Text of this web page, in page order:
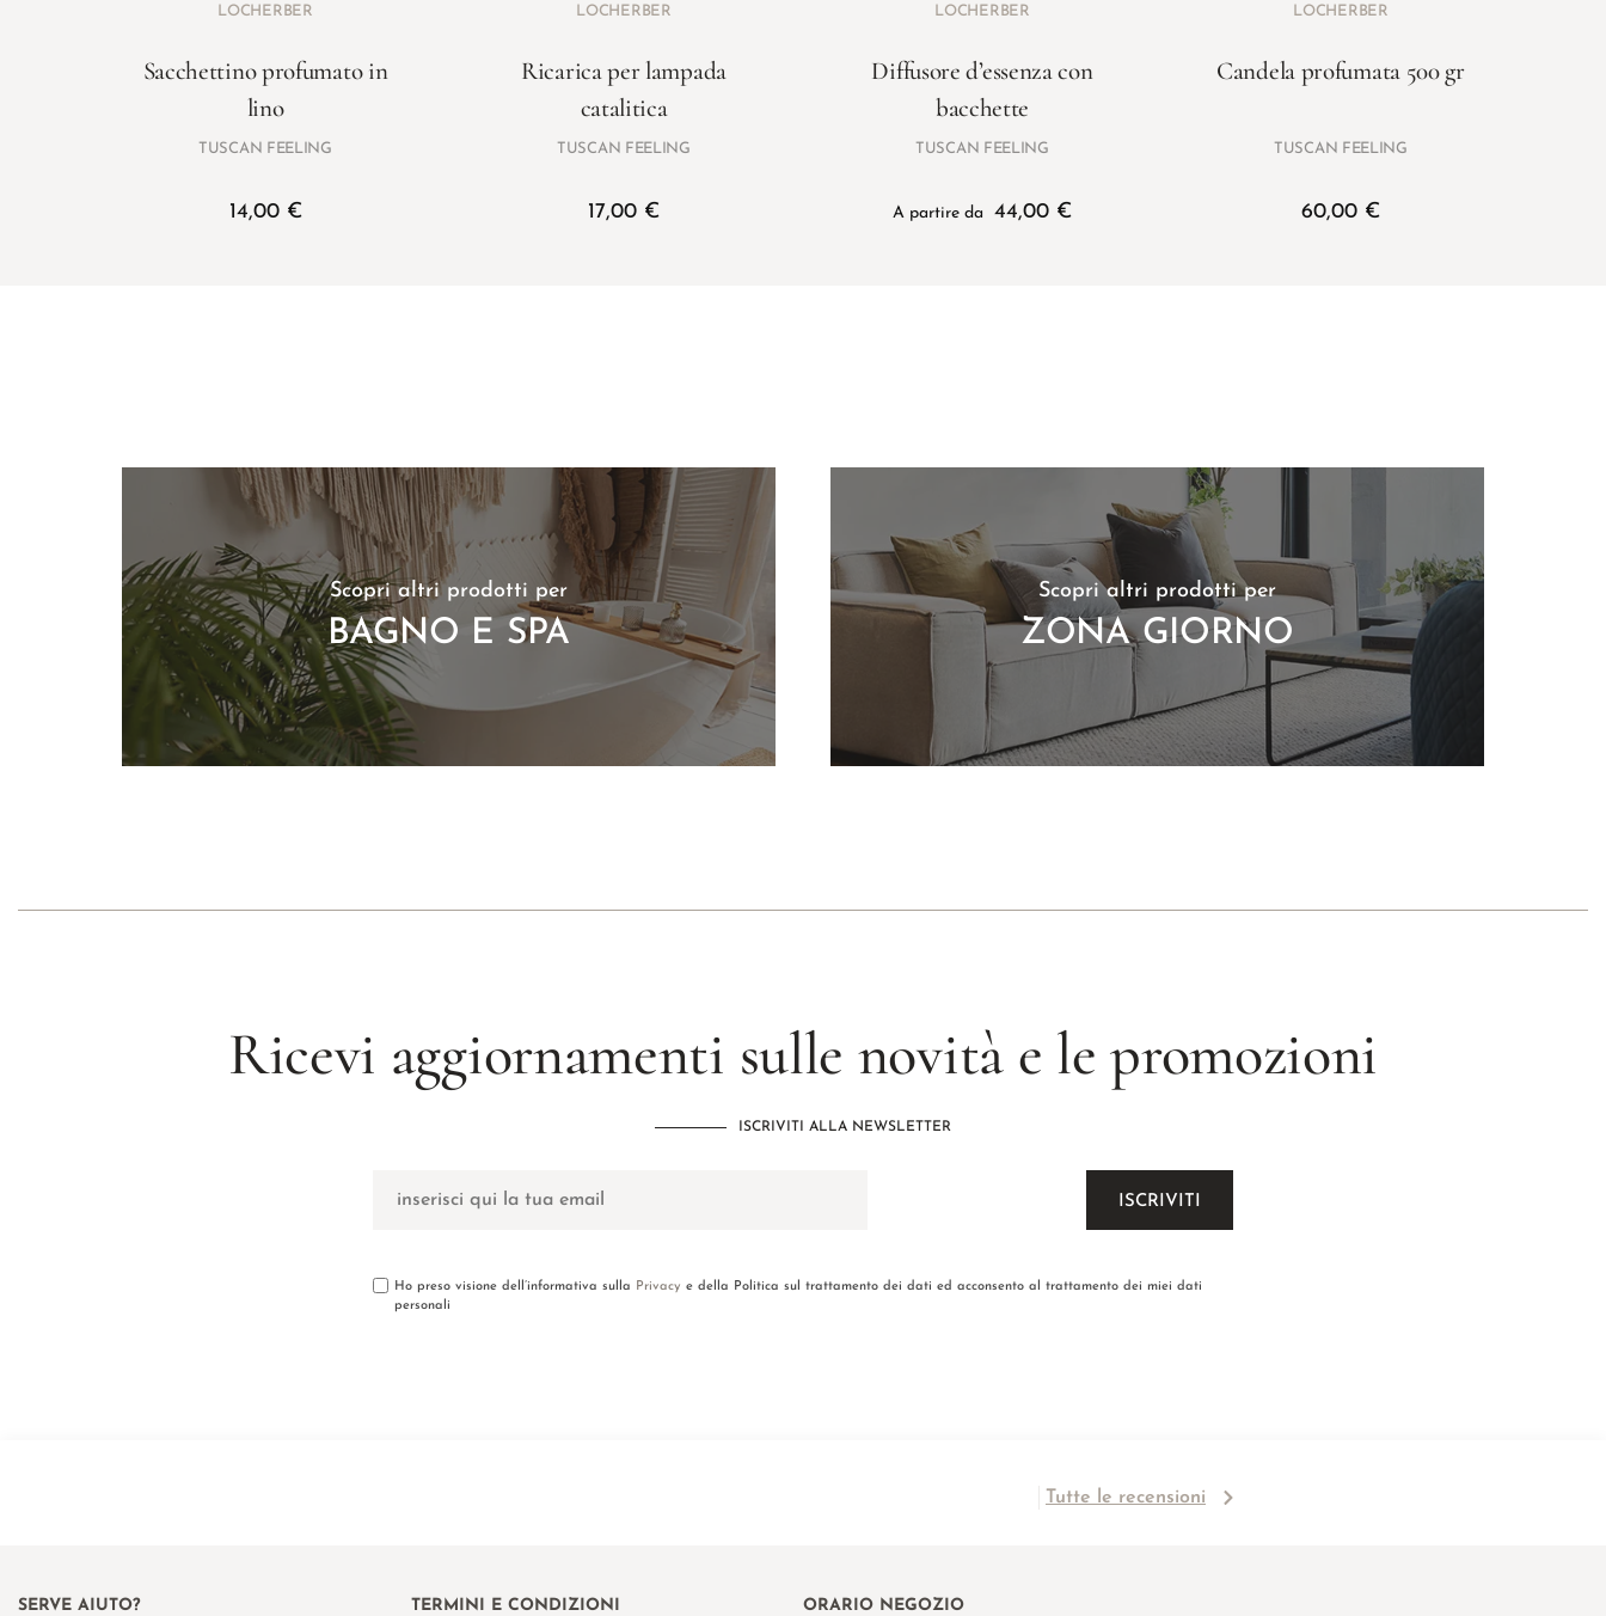
LOCHERBER
Sacchettino profumato in
lino
TUSCAN FEELING
14,00 €
LOCHERBER
Ricarica per lampada
catalitica
TUSCAN FEELING
17,00 €
LOCHERBER
Diffusore d’essenza con
bacchette
TUSCAN FEELING
A partire da 44,00 €
LOCHERBER
Candela profumata 500 gr
TUSCAN FEELING
60,00 €
Scopri altri prodotti per
BAGNO E SPA
Scopri altri prodotti per
ZONA GIORNO
Ricevi aggiornamenti sulle novità e le promozioni
ISCRIVITI ALLA NEWSLETTER
Ho preso visione dell’informativa sulla Privacy e della Politica sul trattamento dei dati ed acconsento al trattamento dei miei dati
personali
Tutte le recensioni
SERVE AIUTO? TERMINI E CONDIZIONI ORARIO NEGOZIO